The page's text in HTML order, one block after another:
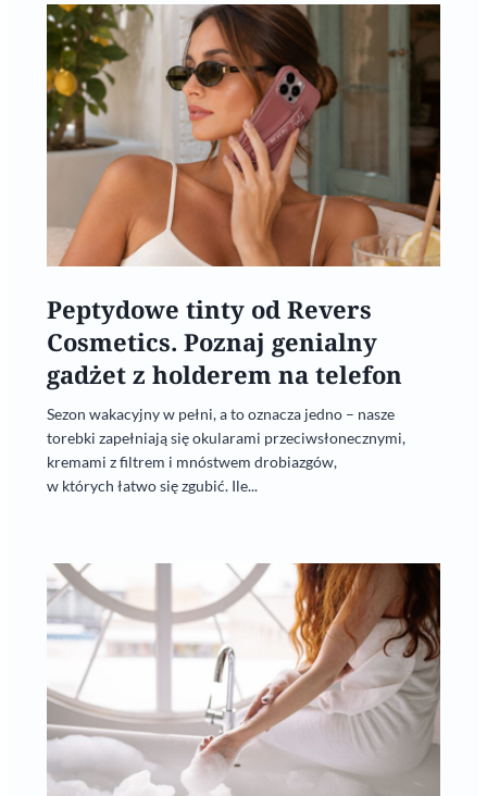
Peptydowe tinty od Revers
Cosmetics. Poznaj genialny
gadżet z holderem na telefon
Sezon wakacyjny w pełni, a to oznacza jedno – nasze
torebki zapełniają się okularami przeciwsłonecznymi,
kremami z filtrem i mnóstwem drobiazgów,
w których łatwo się zgubić. Ile...